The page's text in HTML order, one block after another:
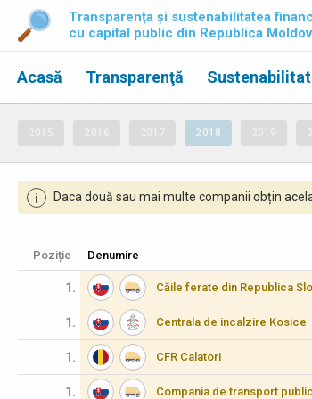
Transparența și sustenabilitatea
cu capital public din Republica
Acasă Transparenţă
2018
i Daca două sau mai multe companii obțin
Poziție Denumire
1. Căile ferate din Republica
1. Centrala de incalzire Kosice
1. CFR Calatori
1. Compania de transport